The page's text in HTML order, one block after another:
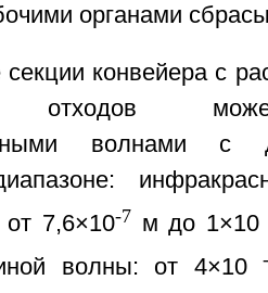
органами
секции конвейера с
отходов
волнами
7,6×10-7 м до 1×10
волны: от 4×10-